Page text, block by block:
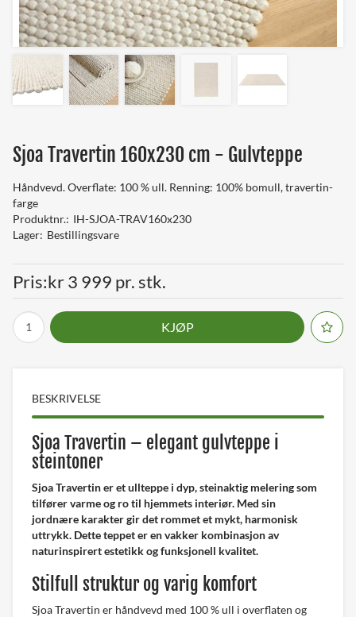
Sjoa Travertin 160x230 cm - Gulvteppe
Håndvevd. Overflate: 100 % ull. Renning: 100% bomull, travertin-
farge
Produktnr. IH-SJOA-TRAV160x230
Lager Bestillingsvare
Pris kr 3 999 pr. stk.
KJØP
BESKRIVELSE
Sjoa Travertin – elegant gulvteppe i
steintoner
Sjoa Travertin er et ullteppe i dyp, steinaktig melering som
tilfører varme og ro til hjemmets interiør. Med sin
jordnære karakter gir det rommet et mykt, harmonisk
uttrykk. Dette teppet er en vakker kombinasjon av
naturinspirert estetikk og funksjonell kvalitet.
Stilfull struktur og varig komfort
Sjoa Travertin er håndvevd med 100 % ull i overflaten og